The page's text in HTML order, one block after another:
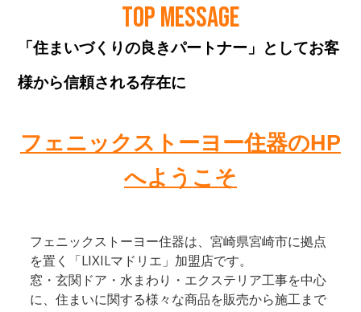
TOP MESSAGE
「住まいづくりの良きパートナー」としてお客
様から信頼される存在に
フェニックストーヨー住器のHP
へようこそ